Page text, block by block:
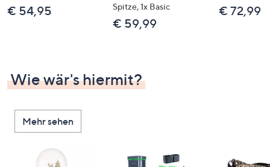
€ 54,95
Spitze, 1x Basic
€ 59,99
€ 72,99
Wie wär's hiermit?
Mehr sehen